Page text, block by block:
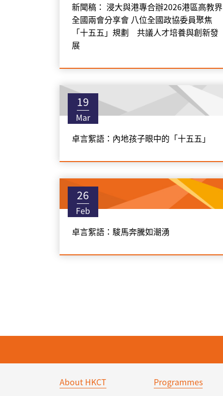
新聞稿： 浸大與港專合辦2026港區高教界
全國兩會分享會 八位全國政協委員聚焦
「十五五」規劃 共議人才培養與創新發
展
19
Mar
卓言絮語：內地孩子眼中的「十五五」
26
Feb
卓言絮語：駿馬奔騰如潮湧
About HKCT Programmes